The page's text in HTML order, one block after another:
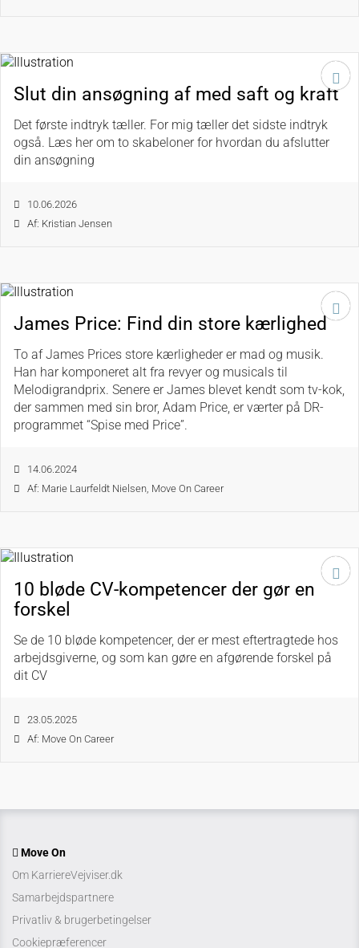
Slut din ansøgning af med saft og kraft
Det første indtryk tæller. For mig tæller det sidste indtryk
også. Læs her om to skabeloner for hvordan du afslutter
din ansøgning
10.06.2026
Af: Kristian Jensen
James Price: Find din store kærlighed
To af James Prices store kærligheder er mad og musik.
Han har komponeret alt fra revyer og musicals til
Melodigrandprix. Senere er James blevet kendt som tv-kok,
der sammen med sin bror, Adam Price, er værter på DR-
programmet “Spise med Price”.
14.06.2024
Af: Marie Laurfeldt Nielsen, Move On Career
10 bløde CV-kompetencer der gør en
forskel
Se de 10 bløde kompetencer, der er mest eftertragtede hos
arbejdsgiverne, og som kan gøre en afgørende forskel på
dit CV
23.05.2025
Af: Move On Career
Move On
Om KarriereVejviser.dk
Samarbejdspartnere
Privatliv & brugerbetingelser
Cookiepræferencer